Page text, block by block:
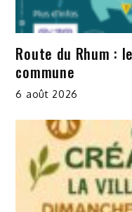
Route du Rhum :
commune
6 août 2026